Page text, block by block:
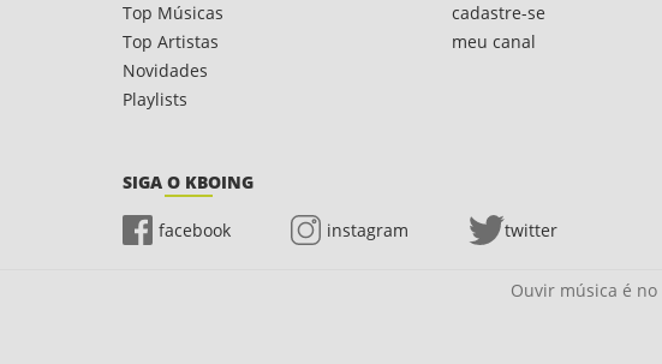
Top Músicas
Top Artistas
Novidades
Playlists
cadastre-se
meu canal
SIGA O KBOING
facebook instagram twitter
Ouvir música é no